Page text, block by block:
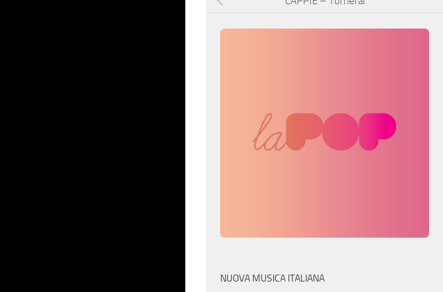
NUOVA MUSICA ITALIANA